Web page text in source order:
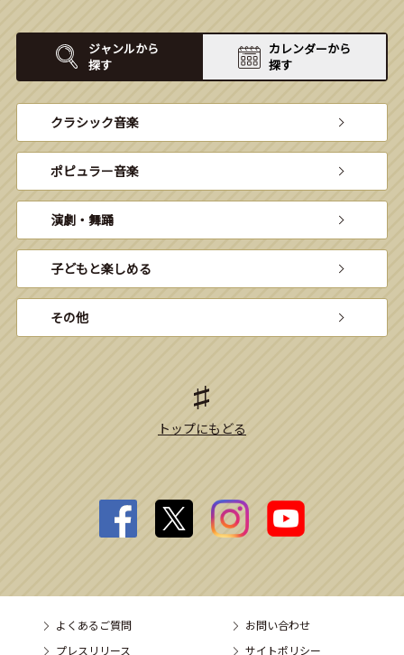
ジャンルから
探す
カレンダーから
探す
クラシック音楽
ポピュラー音楽
演劇・舞踊
子どもと楽しめる
その他
トップにもどる
よくあるご質問
お問い合わせ
プレスリリース
サイトポリシー